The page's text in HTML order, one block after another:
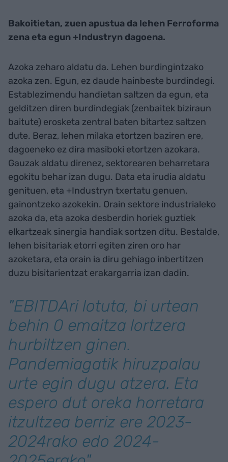
Bakoitietan, zuen apustua da lehen Ferroforma
zena eta egun +Industryn dagoena.
Azoka zeharo aldatu da. Lehen burdingintzako
azoka zen. Egun, ez daude hainbeste burdindegi.
Establezimendu handietan saltzen da egun, eta
gelditzen diren burdindegiak (zenbaitek biziraun
baitute) erosketa zentral baten bitartez saltzen
dute. Beraz, lehen milaka etortzen baziren ere,
dagoeneko ez dira masiboki etortzen azokara.
Gauzak aldatu direnez, sektorearen beharretara
egokitu behar izan dugu. Data eta irudia aldatu
genituen, eta +Industryn txertatu genuen,
gainontzeko azokekin. Orain sektore industrialeko
azoka da, eta azoka desberdin horiek guztiek
elkartzeak sinergia handiak sortzen ditu. Bestalde,
lehen bisitariak etorri egiten ziren oro har
azoketara, eta orain ia diru gehiago inbertitzen
duzu bisitarientzat erakargarria izan dadin.
"EBITDAri lotuta, bi urtean
behin 0 emaitza lortzera
hurbiltzen ginen.
Pandemiagatik hiruzpalau
urte egin dugu atzera. Eta
espero dut oreka horretara
itzultzea berriz ere 2023-
2024rako edo 2024-